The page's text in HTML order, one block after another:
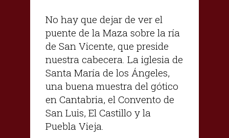
No hay que dejar de ver el
puente de la Maza sobre la ría
de San Vicente, que preside
nuestra cabecera. La iglesia de
Santa María de los Ángeles,
una buena muestra del gótico
en Cantabria, el Convento de
San Luis, El Castillo y la
Puebla Vieja.